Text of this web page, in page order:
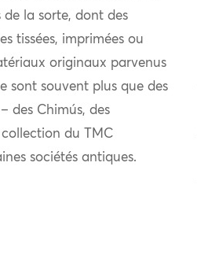
de la sorte, dont des
tissées, imprimées ou
originaux parvenus
sont souvent plus que des
des Chimús, des
collection du TMC
sociétés antiques.